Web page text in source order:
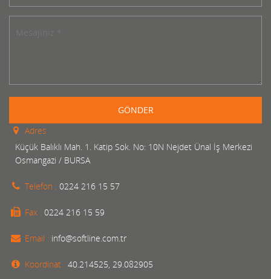
GÖNDER
Adres :
Küçük Balıklı Mah. 1. Katip Sok. No: 10N Nejdet Ünal İş Merkezi
Osmangazi / BURSA
Telefon : 0224 216 15 57
Fax : 0224 216 15 59
Email : info@softline.com.tr
Koordinat : 40.214525, 29.082905